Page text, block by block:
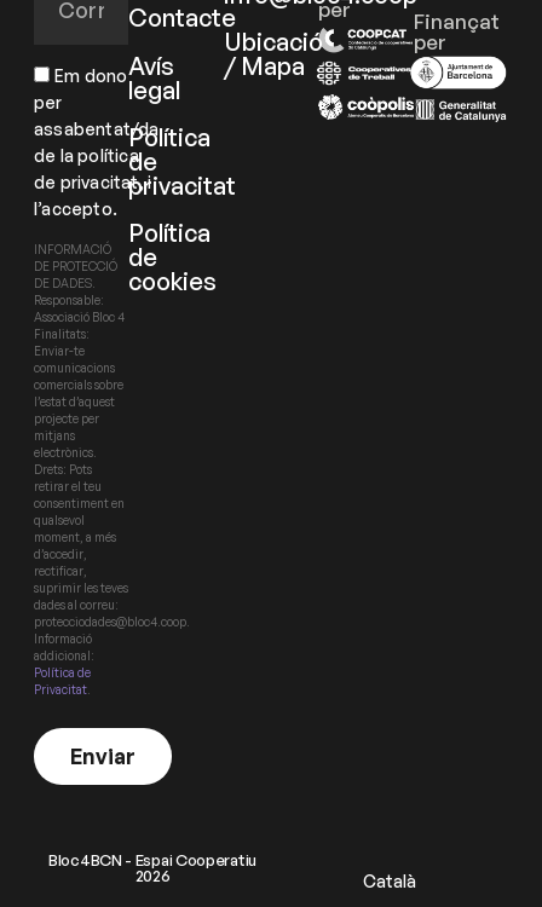
Em dono
per
assabentat/da
de la política
de privacitat, i
l’accepto.
INFORMACIÓ
DE PROTECCIÓ
DE DADES.
Responsable:
Associació Bloc 4
Finalitats:
Enviar-te
comunicacions
comercials sobre
l’estat d’aquest
projecte per
mitjans
electrònics.
Drets: Pots
retirar el teu
consentiment en
qualsevol
moment, a més
d’accedir,
rectificar,
suprimir les teves
dades al correu:
protecciodades@bloc4.coop.
Informació
addicional:
Política de
Privacitat
Enviar
Contacte
Avís
legal
Política
de
privacitat
Política
de
cookies
Ubicació
/ Mapa
per
Finançat
per
Bloc4BCN - Espai Cooperatiu
2026
Català